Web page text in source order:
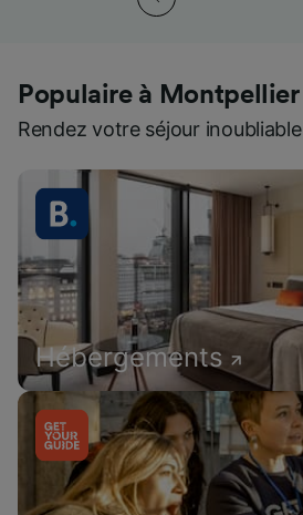
Populaire à Montpellier
Rendez votre séjour inoubliable
Hébergements